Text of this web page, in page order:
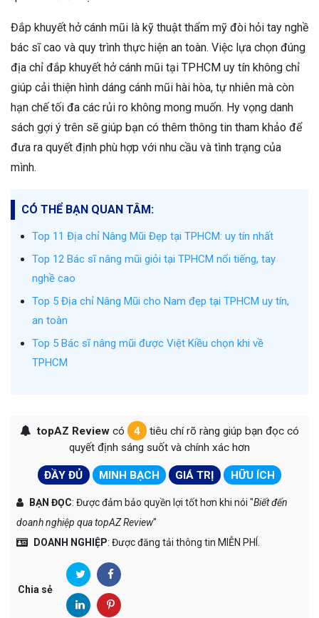
Đắp khuyết hở cánh mũi là kỹ thuật thẩm mỹ đòi hỏi tay nghề
bác sĩ cao và quy trình thực hiện an toàn. Việc lựa chọn đúng
địa chỉ đắp khuyết hở cánh mũi tại TPHCM uy tín không chỉ
giúp cải thiện hình dáng cánh mũi hài hòa, tự nhiên mà còn
hạn chế tối đa các rủi ro không mong muốn. Hy vọng danh
sách gợi ý trên sẽ giúp bạn có thêm thông tin tham khảo để
đưa ra quyết định phù hợp với nhu cầu và tình trạng của
mình.
CÓ THỂ BẠN QUAN TÂM:
Top 11 Địa chỉ Nâng Mũi Đẹp tại TPHCM: uy tín nhất
Top 12 Bác sĩ nâng mũi giỏi tại TPHCM nổi tiếng, tay
nghề cao
Top 5 Địa chỉ Nâng Mũi cho Nam đẹp tại TPHCM uy tín,
an toàn
Top 5 Bác sĩ nâng mũi được Việt Kiều chọn khi về
TPHCM
topAZ Reviewcó 4
tiêu chí rõ ràng giúp bạn đọc có
quyết định sáng suốt và chính xác hơn
ĐẦY ĐỦ MINH BẠCH GIÁ TRỊ HỮU ÍCH
BẠN ĐỌC: Được đảm bảo quyền lợi tốt hơn khi nói "Biết đến
doanh nghiệp qua topAZ Review"
DOANH NGHIỆP: Được đăng tải thông tin MIỄN PHÍ.
Chia sẻ